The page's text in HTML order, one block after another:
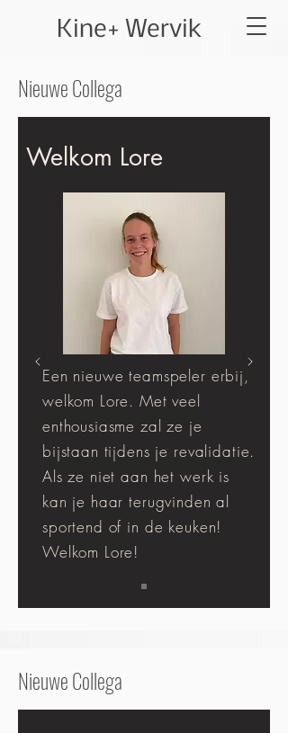
Kine+ Wervik
Nieuwe Collega
Welkom Lore
Een nieuwe teamspeler erbij,
welkom Lore. Met veel
enthousiasme zal ze je
bijstaan tijdens je revalidatie.
Als ze niet aan het werk is
kan je haar terugvinden al
sportend of in de keuken!
Welkom Lore!
Nieuwe Collega